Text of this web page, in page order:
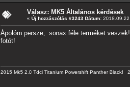
Válasz: MK5 Általános kérdések
« Új hozzászólás #3243 Dátum:
Ápolóm persze, sonax féle terméket
fotót!
2015 Mk5 2.0 Tdci Titanium Powershift Panther